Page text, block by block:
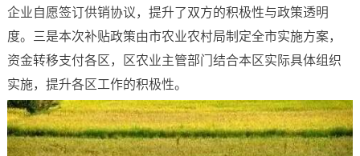
企业自愿签订供销协议，提升了双方的积极性与政策透明
度。三是本次补贴政策由市农业农村局制定全市实施方案，
资金转移支付各区，区农业主管部门结合本区实际具体组织
实施，提升各区工作的积极性。